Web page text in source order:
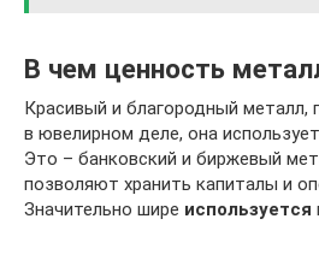
В чем ценность
Красивый и благородный металл,
в ювелирном деле, она
Это – банковский и биржевый
позволяют хранить капиталы и
Значительно шире используется